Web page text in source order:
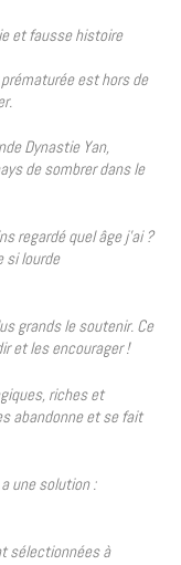
et fausse histoire
est hors de
Dynastie Yan,
de sombrer dans le
regardé quel âge j’ai ?
si lourde
grands le soutenir. Ce
et les encourager !
riches et
abandonne et se fait
une solution :
sélectionnées à